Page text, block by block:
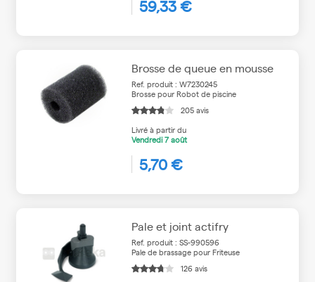
59,33 €
Brosse de queue en mousse
Ref. produit : W7230245
Brosse pour Robot de piscine
205 avis
Livré à partir du
Vendredi7 août
5,70 €
Pale et joint actifry
Ref. produit : SS-990596
Pale de brassage pour Friteuse
126 avis